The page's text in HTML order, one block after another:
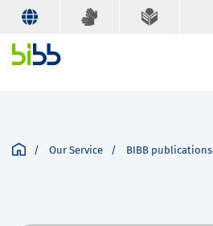
Our Service BIBB publications